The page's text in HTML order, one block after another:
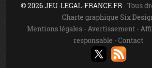
© 2026 JEU-LEGAL-FRANCE.FR- Tous
Charte graphique Six
Mentions légales- Avertissement-
responsable -Contact